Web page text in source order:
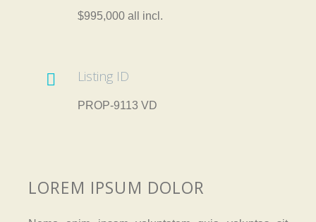
$995,000 all incl.
 Listing ID
PROP-9113 VD
LOREM IPSUM DOLOR